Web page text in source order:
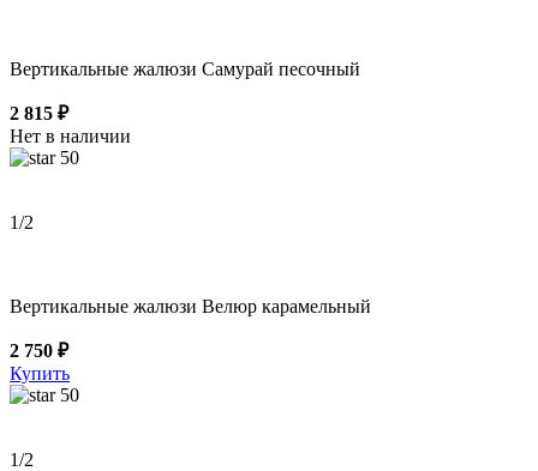
Вертикальные жалюзи Самурай песочный
2 815 ₽
Нет в наличии
50
1/2
Вертикальные жалюзи Велюр карамельный
2 750 ₽
Купить
50
1/2